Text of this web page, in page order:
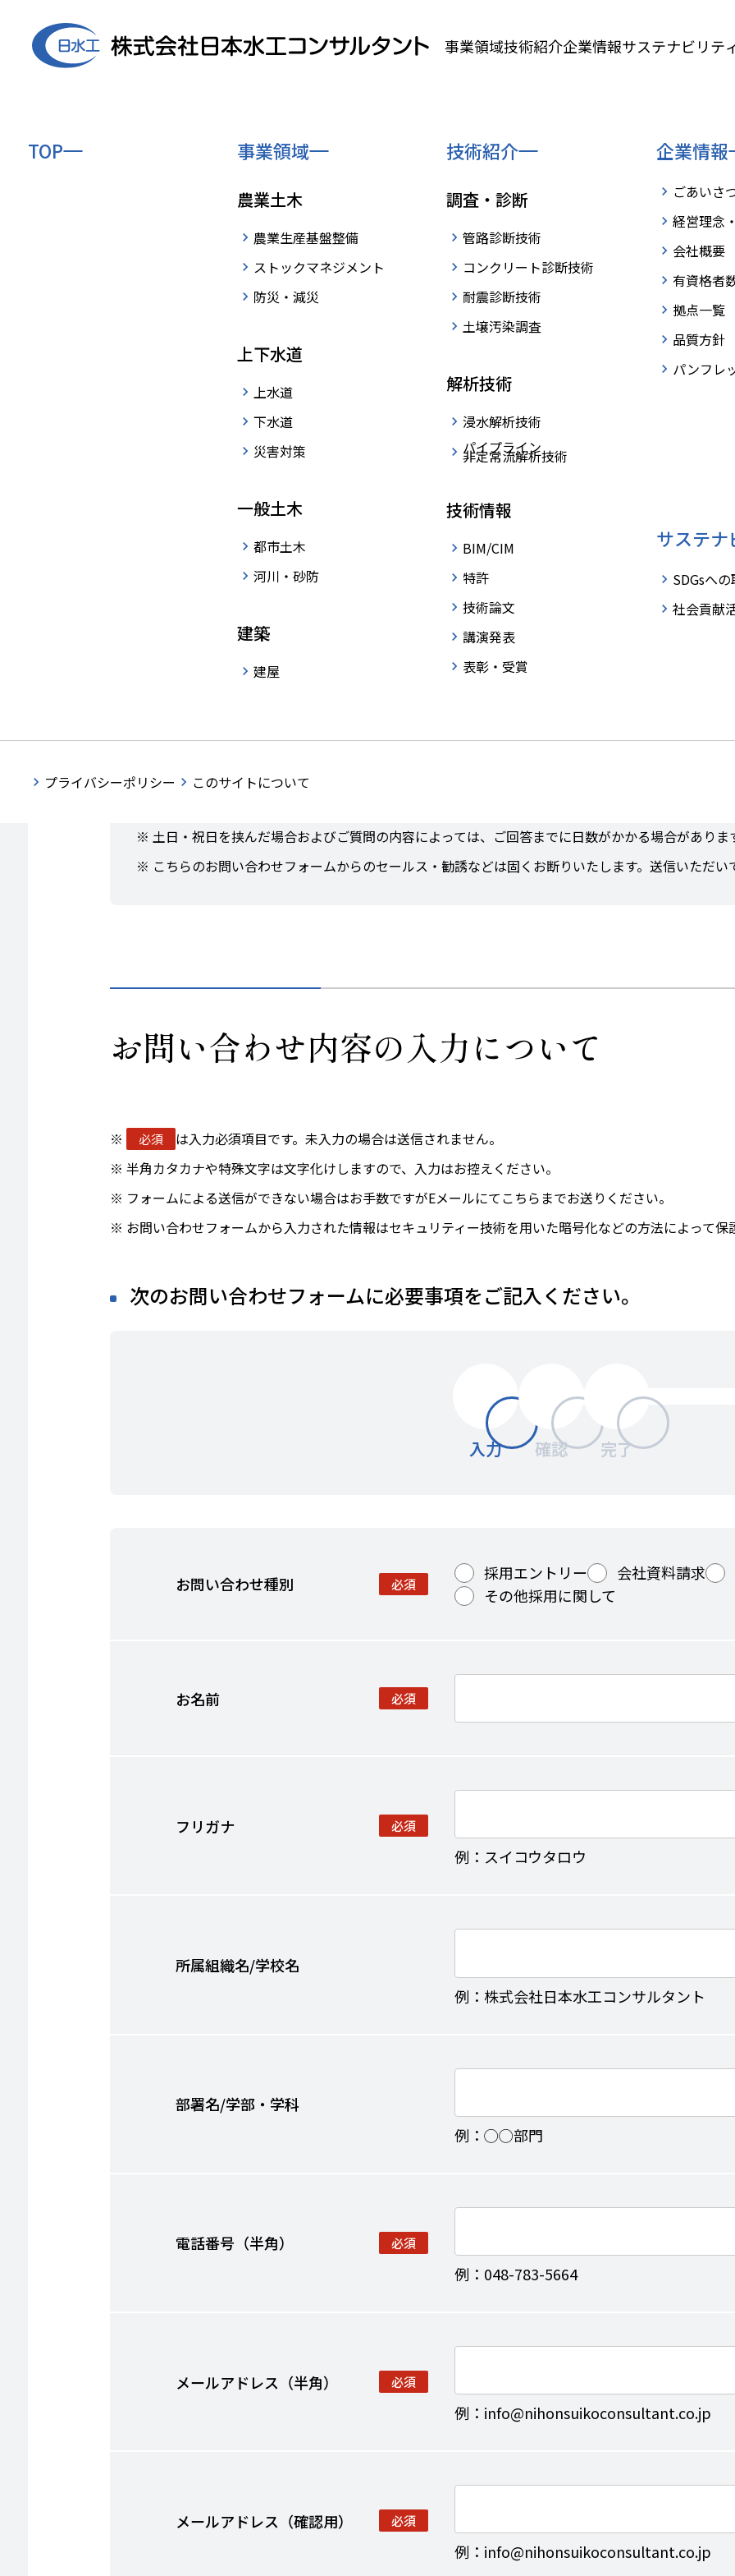
事業領域技術紹介企業情報サステナビリテ
TOP 事業領域
農業土木
農業生産基盤整備
ストックマネジメント
防災・減災
上下水道
上水道
下水道
災害対策
一般土木
都市土木
河川・砂防
建築
建屋
技術紹介
調査・診断
管路診断技術
コンクリート診断技術
耐震診断技術
土壌汚染調査
解析技術
浸水解析技術
パイプライン
非定常流解析技術
技術情報
BIM/CIM
特許
技術論文
講演発表
表彰・受賞
企業情報
ごあいさ
経営理念
会社概要
有資格者
拠点一覧
品質方針
パンフレ
サステナ
SDGsへ
社会貢献
プライバシーポリシー このサイトについて
Contact 採用に関するお問い合わせ
ホームページからのお問い合わせに関して
採用に関するお問い合わせを受け付けています。
以下のフォームに必要事項記入して送信してください。
事業に関するお問い合わせは総合窓口のお問い合わせフォームをご利用くださ
事
当社からお客さまへの回答は、基本的にEメールで行いますが、状況によっては、電話・郵便など
土日・祝日を挟んだ場合およびご質問の内容によっては、ご回答までに日数がかかる場合があり
こちらのお問い合わせフォームからのセールス・勧誘などは固くお断りいたします。送信いただい
お問い合わせ内容の入力について
必須
は入力必須項目です。未入力の場合は送信されません。
半角カタカナや特殊文字は文字化けしますので、入力はお控えください。
フォームによる送信ができない場合はお手数ですがEメールにてこちらまでお送りください。
お問い合わせフォームから入力された情報はセキュリティー技術を用いた暗号化などの方法によって保
次のお問い合わせフォームに必要事項をご記入ください。
入力 確認 完了
お問い合わせ種別 必須
採用エントリー
会社資料請求
その他採用に関して
お名前 必須
フリガナ 必須
例：スイコウタロウ
所属組織名/学校名
例：株式会社日本水工コンサルタント
部署名/学部・学科
例：◯◯部門
電話番号（半角） 必須
例：048-783-5664
メールアドレス（半角） 必須
例：info@nihonsuikoconsultant.co.jp
メールアドレス（確認用） 必須
例：info@nihonsuikoconsultant.co.jp